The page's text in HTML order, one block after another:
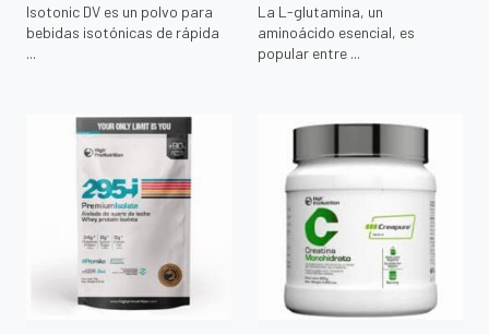
Isotonic DV es un polvo para
bebidas isotónicas de rápida
...
La L-glutamina, un
aminoácido esencial, es
popular entre ...